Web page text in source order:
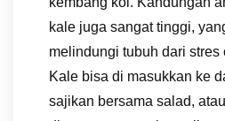
kale juga sangat tinggi,
melindungi tubuh dari stres
Kale bisa di masukkan ke
sajikan bersama salad,